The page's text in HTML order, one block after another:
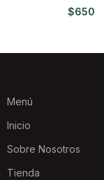
$650
Menú
Inicio
Sobre Nosotros
Tienda